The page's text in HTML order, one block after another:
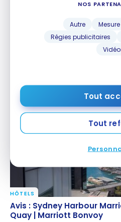
NOS
Autre
Régies publicitaires
Tout
Tout
23 novembre 2022
Avis : Sydney Harbour
Quay | Marriott Bonvoy
HÔTELS
Avis : Sydney Harbour
Quay | Marriott Bonvoy